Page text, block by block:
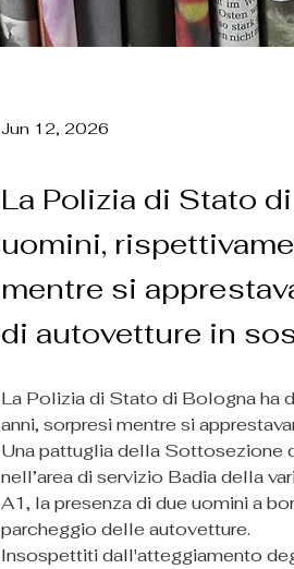
Jun 12, 2026
La Polizia di Stato
uomini,
mentre si
di autovetture in
La Polizia di Stato di Bologna ha
anni, sorpresi mentre si
Una pattuglia della Sottosezione
nell’area di servizio Badia della
A1, la presenza di due uomini a
parcheggio delle autovetture.
Insospettiti dall'atteggiamento